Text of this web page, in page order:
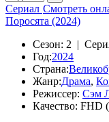
Сериал Смотреть
Поросята (2024)
Сезон: 2 |
Год:2024
Страна:
Жанр:Драма,
Режиссер: Сэм
Качество: FHD